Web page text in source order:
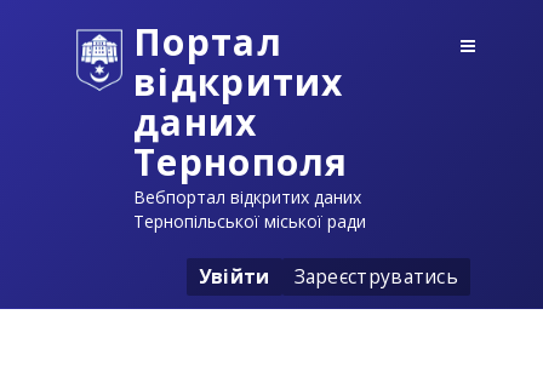
Портал
відкритих
даних
Тернополя
Вебпортал відкритих даних
Тернопільської міської ради
Увійти Зареєструватись